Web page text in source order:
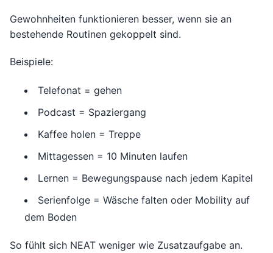
Gewohnheiten funktionieren besser, wenn sie an
bestehende Routinen gekoppelt sind.
Beispiele:
Telefonat = gehen
Podcast = Spaziergang
Kaffee holen = Treppe
Mittagessen = 10 Minuten laufen
Lernen = Bewegungspause nach jedem Kapitel
Serienfolge = Wäsche falten oder Mobility auf
dem Boden
So fühlt sich NEAT weniger wie Zusatzaufgabe an.